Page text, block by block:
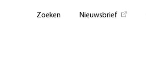
Zoeken Nieuwsbrief